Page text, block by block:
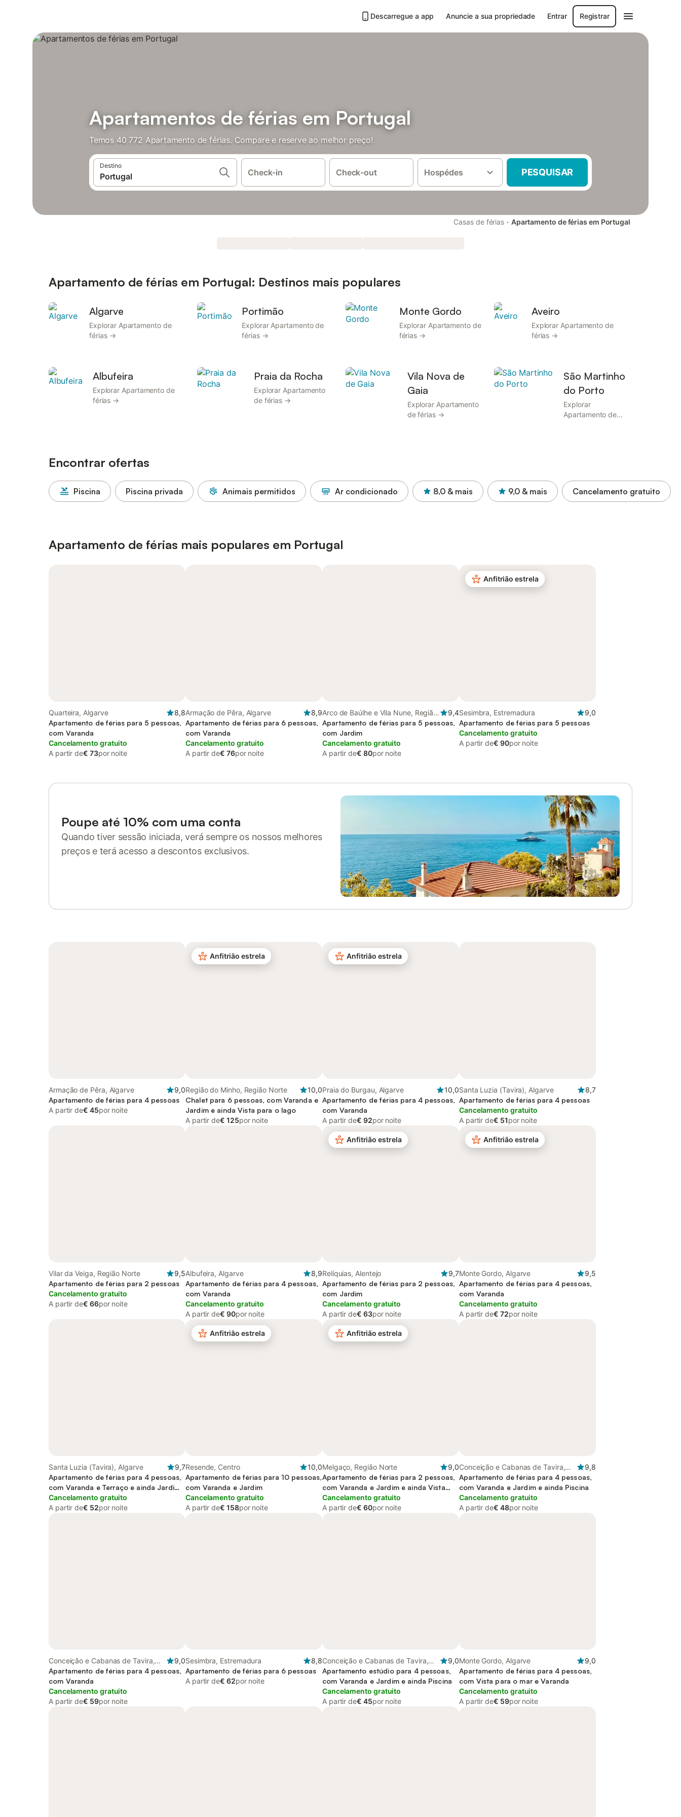
Descarregue a app Anuncie a sua propriedade Entrar Registrar
Apartamentos de férias em Portugal
Temos 40 772 Apartamento de férias. Compare e reserve ao melhor preço!
Destino
Check-in Check-out Hospédes PESQUISAR
Casas de férias · Apartamento de férias em Portugal
Apartamento de férias em Portugal: Destinos mais populares
Algarve
Explorar Apartamento de
férias →
Portimão
Explorar Apartamento de
férias →
Monte Gordo
Explorar Apartamento de
férias →
Aveiro
Explorar Apartamento de
férias →
Albufeira
Explorar Apartamento de
férias →
Praia da Rocha
Explorar Apartamento
de férias →
Vila Nova de
Gaia
Explorar Apartamento
de férias →
São Martinho
do Porto
Explorar
Apartamento de
Encontrar ofertas
Piscina Piscina privada Animais permitidos Ar condicionado 8,0 & mais 9,0 & mais Cancelamento gratuito
Apartamento de férias mais populares em Portugal
Quarteira, Algarve
8,8
Apartamento de férias para 5 pessoas,
com Varanda
Cancelamento gratuito
A partir de€ 73por noite
Armação de Pêra, Algarve
8,9
Apartamento de férias para 6 pessoas,
com Varanda
Cancelamento gratuito
A partir de€ 76por noite
Arco de Baúlhe e Vila Nune, Região
Norte
9,4
Apartamento de férias para 5 pessoas,
com Jardim
Cancelamento gratuito
A partir de€ 80por noite
Anfitrião estrela
Sesimbra, Estremadura
9,0
Apartamento de férias para 5 pessoas
Cancelamento gratuito
A partir de€ 90por noite
Poupe até 10% com uma conta
Quando tiver sessão iniciada, verá sempre os nossos melhores
preços e terá acesso a descontos exclusivos.
Armação de Pêra, Algarve
9,0
Apartamento de férias para 4 pessoas
A partir de€ 45por noite
Anfitrião estrela
Região do Minho, Região Norte
10,0
Chalet para 6 pessoas, com Varanda e
Jardim e ainda Vista para o lago
A partir de€ 125por noite
Anfitrião estrela
Praia do Burgau, Algarve
10,0
Apartamento de férias para 4 pessoas,
com Varanda
A partir de€ 92por noite
Santa Luzia (Tavira), Algarve
8,7
Apartamento de férias para 4 pessoas
Cancelamento gratuito
A partir de€ 51por noite
Vilar da Veiga, Região Norte
9,5
Apartamento de férias para 2 pessoas
Cancelamento gratuito
A partir de€ 66por noite
Albufeira, Algarve
8,9
Apartamento de férias para 4 pessoas,
com Varanda
Cancelamento gratuito
A partir de€ 90por noite
Anfitrião estrela
Relíquias, Alentejo
9,7
Apartamento de férias para 2 pessoas,
com Jardim
Cancelamento gratuito
A partir de€ 63por noite
Anfitrião estrela
Monte Gordo, Algarve
9,5
Apartamento de férias para 4 pessoas,
com Varanda
Cancelamento gratuito
A partir de€ 72por noite
Santa Luzia (Tavira), Algarve
9,7
Apartamento de férias para 4 pessoas,
com Varanda e Terraço e ainda Jardim
and Piscina infantil
Cancelamento gratuito
A partir de€ 52por noite
Anfitrião estrela
Resende, Centro
10,0
Apartamento de férias para 10 pessoas,
com Varanda e Jardim
Cancelamento gratuito
A partir de€ 158por noite
Anfitrião estrela
Melgaço, Região Norte
9,0
Apartamento de férias para 2 pessoas,
com Varanda e Jardim e ainda Vista
para o lago
Cancelamento gratuito
A partir de€ 60por noite
Conceição e Cabanas de Tavira,
Algarve
9,8
Apartamento de férias para 4 pessoas,
com Varanda e Jardim e ainda Piscina
Cancelamento gratuito
A partir de€ 48por noite
Conceição e Cabanas de Tavira,
Algarve
9,0
Apartamento de férias para 4 pessoas,
com Varanda
Cancelamento gratuito
A partir de€ 59por noite
Sesimbra, Estremadura
8,8
Apartamento de férias para 6 pessoas
A partir de€ 62por noite
Conceição e Cabanas de Tavira,
Algarve
9,0
Apartamento estúdio para 4 pessoas,
com Varanda e Jardim e ainda Piscina
Cancelamento gratuito
A partir de€ 45por noite
Monte Gordo, Algarve
9,0
Apartamento de férias para 4 pessoas,
com Vista para o mar e Varanda
Cancelamento gratuito
A partir de€ 59por noite